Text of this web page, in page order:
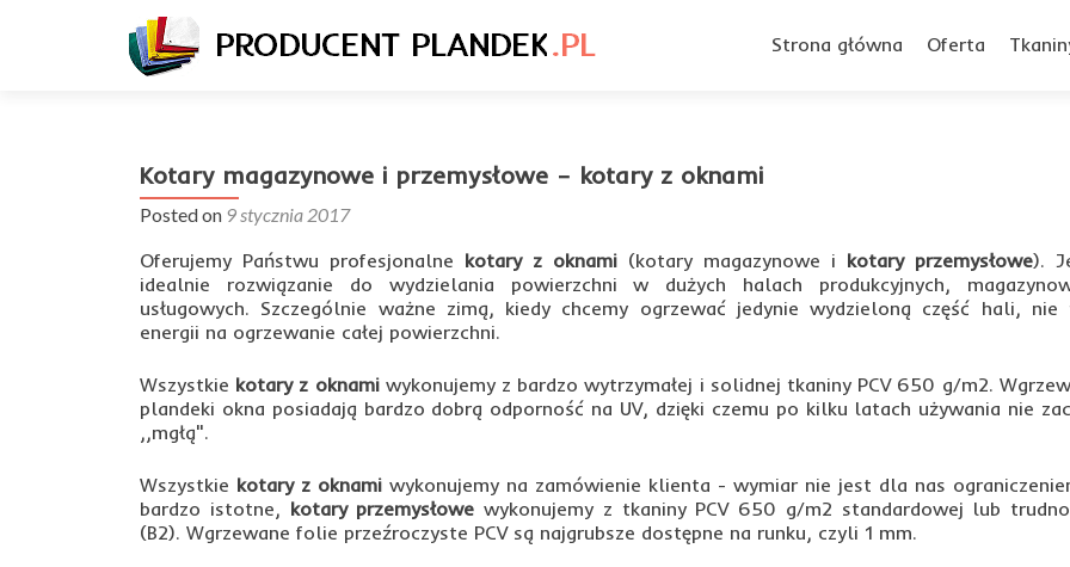
do
Strona główna Oferta
Kotary magazynowe i przemysłowe – kotary z oknami
Posted on 9 stycznia 2017
Oferujemy Państwu profesjonalne kotary z oknami (kotary magazynowe i kotary przemysłowe).
idealnie rozwiązanie do wydzielania powierzchni w dużych halach produkcyjnych,
usługowych. Szczególnie ważne zimą, kiedy chcemy ogrzewać jedynie wydzieloną część hali, nie
energii na ogrzewanie całej powierzchni.
Wszystkie kotary z oknamiwykonujemy z bardzo wytrzymałej i solidnej tkaniny PCV 650 g/m2.
plandeki okna posiadają bardzo dobrą odporność na UV, dzięki czemu po kilku latach używania nie
,,mgłą".
Wszystkie kotary z oknami wykonujemy na zamówienie klienta - wymiar nie jest dla nas
bardzo istotne, kotary przemysłowe wykonujemy z tkaniny PCV 650 g/m2 standardowej lub
(B2). Wgrzewane folie przeźroczyste PCV są najgrubsze dostępne na runku, czyli 1 mm.